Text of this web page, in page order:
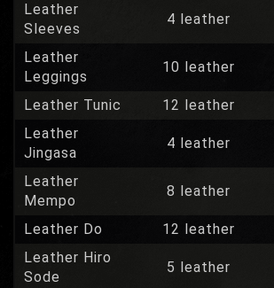
Leather
Sleeves
4 leather
Leather
Leggings
10 leather
Leather Tunic 12 leather
Leather
Jingasa
4 leather
Leather
Mempo
8 leather
Leather Do 12 leather
Leather Hiro
Sode
5 leather